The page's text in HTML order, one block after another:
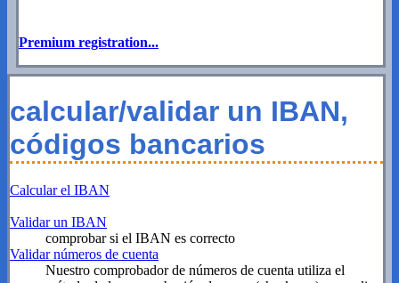
Premium registration...
calcular/validar un IBAN,
códigos bancarios
Calcular el IBAN
Validar un IBAN
comprobar si el IBAN es correcto
Validar números de cuenta
Nuestro comprobador de números de cuenta utiliza el